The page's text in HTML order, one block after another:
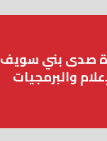
صدى بني سويف
والبرمجيات